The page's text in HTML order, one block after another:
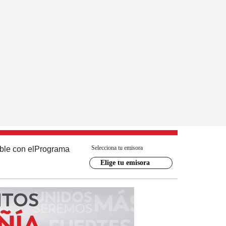
con el Programa Selecciona tu emisora
Elige tu emisora